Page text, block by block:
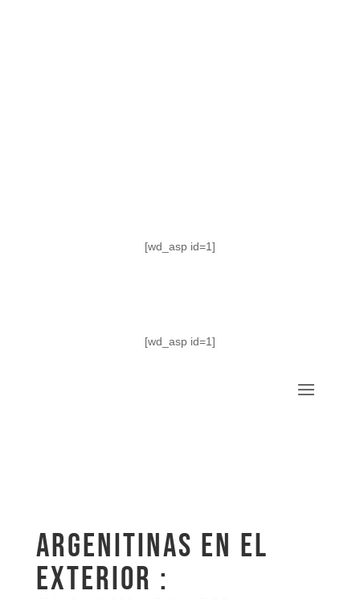
[wd_asp id=1]
[wd_asp id=1]
ARGENITINAS EN EL
EXTERIOR :